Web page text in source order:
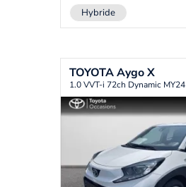
Hybride
TOYOTAAygo X
1.0 VVT-i 72ch Dynamic MY24